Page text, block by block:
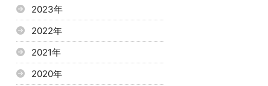
2023年
2022年
2021年
2020年